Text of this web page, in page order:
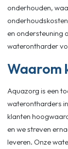
onderhouden,
en ondersteuning
waterontharder
Waarom
Aquazorg is een
waterontharders
klanten
en we streven
leveren. Onze